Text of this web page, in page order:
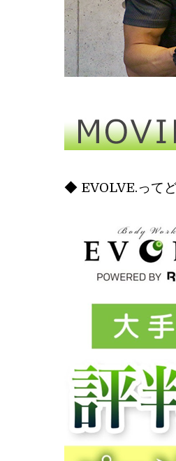
◆ EVOLVE.って